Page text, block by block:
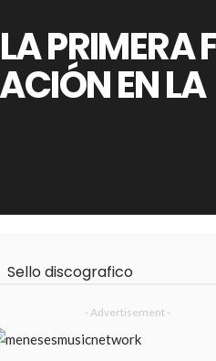
PRIMERA
EN LA
Sello discografico
- Advertisement -